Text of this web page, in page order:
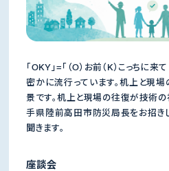
「OKY」=「（O）お前（K）こっちに来
密かに流行っています。机上と現
景です。机上と現場の往復が技術
手県陸前高田市防災局長をお招き
聞きます。
座談会